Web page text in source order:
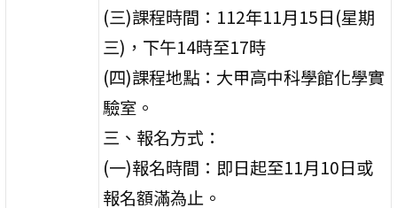
(三)課程時間：112年11月15日(星期
三)，下午14時至17時
(四)課程地點：大甲高中科學館化學實
驗室。
三、報名方式：
(一)報名時間：即日起至11月10日或
報名額滿為止。